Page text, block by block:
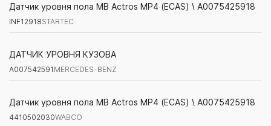
Артикул/Бренд
INF12918STARTEC
Датчик уровня пола MB Actros MP4 (ECAS) \ A0075425918
INF12918STARTEC
A007542591MERCEDES-BENZ
ДАТЧИК УРОВНЯ КУЗОВА
A007542591 MERCEDES-BENZ
4410502030WABCO
Датчик уровня пола MB Actros MP4 (ECAS) \ A0075425918
4410502030WABCO